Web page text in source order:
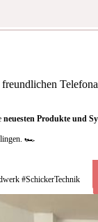
neuesten Produkte und
🏎️
#SchickerTechnik
installieren